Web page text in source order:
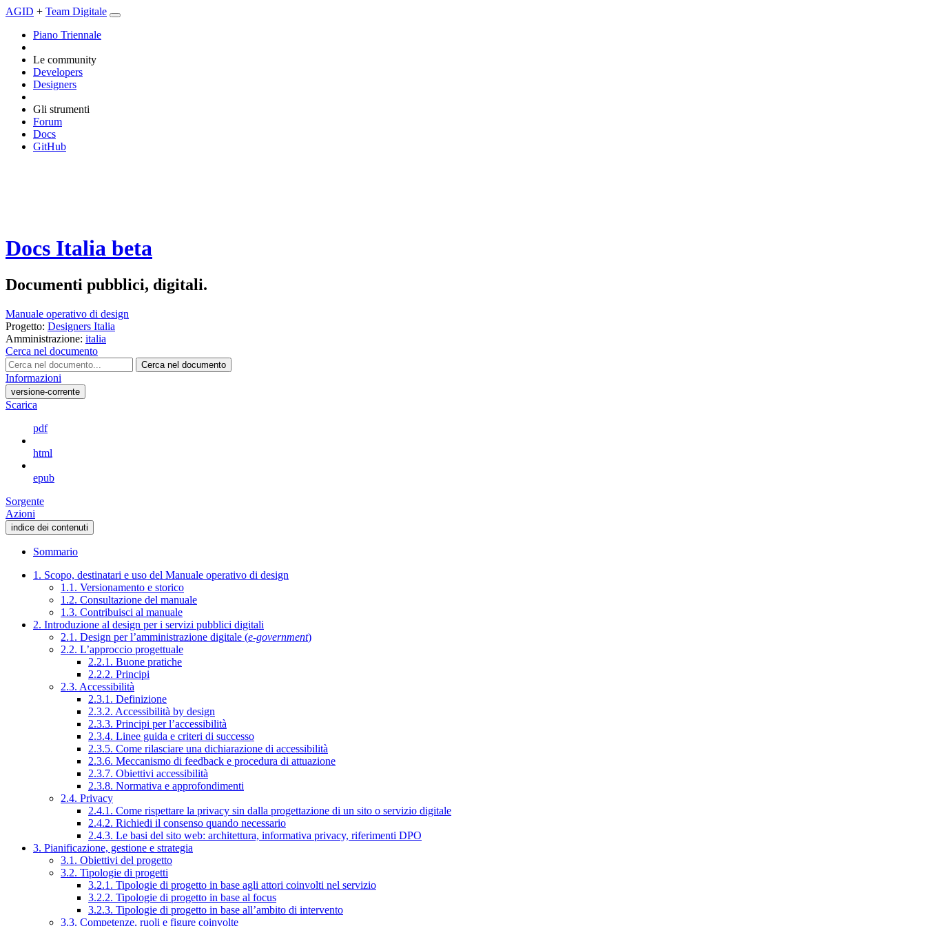
AGID + Team Digitale
Piano Triennale
Le community
Developers
Designers
Gli strumenti
Forum
Docs
GitHub
Docs Italia beta
Documenti pubblici, digitali.
Manuale operativo di design
Progetto: Designers Italia
Amministrazione: italia
Cerca nel documento
Cerca nel documento
Informazioni
versione-corrente
Scarica
pdf
html
epub
Sorgente
Azioni
indice dei contenuti
Sommario
1. Scopo, destinatari e uso del Manuale operativo di design
1.1. Versionamento e storico
1.2. Consultazione del manuale
1.3. Contribuisci al manuale
2. Introduzione al design per i servizi pubblici digitali
2.1. Design per l’amministrazione digitale (e-government)
2.2. L’approccio progettuale
2.2.1. Buone pratiche
2.2.2. Principi
2.3. Accessibilità
2.3.1. Definizione
2.3.2. Accessibilità by design
2.3.3. Principi per l’accessibilità
2.3.4. Linee guida e criteri di successo
2.3.5. Come rilasciare una dichiarazione di accessibilità
2.3.6. Meccanismo di feedback e procedura di attuazione
2.3.7. Obiettivi accessibilità
2.3.8. Normativa e approfondimenti
2.4. Privacy
2.4.1. Come rispettare la privacy sin dalla progettazione di un sito o servizio digitale
2.4.2. Richiedi il consenso quando necessario
2.4.3. Le basi del sito web: architettura, informativa privacy, riferimenti DPO
3. Pianificazione, gestione e strategia
3.1. Obiettivi del progetto
3.2. Tipologie di progetti
3.2.1. Tipologie di progetto in base agli attori coinvolti nel servizio
3.2.2. Tipologie di progetto in base al focus
3.2.3. Tipologie di progetto in base all’ambito di intervento
3.3. Competenze, ruoli e figure coinvolte